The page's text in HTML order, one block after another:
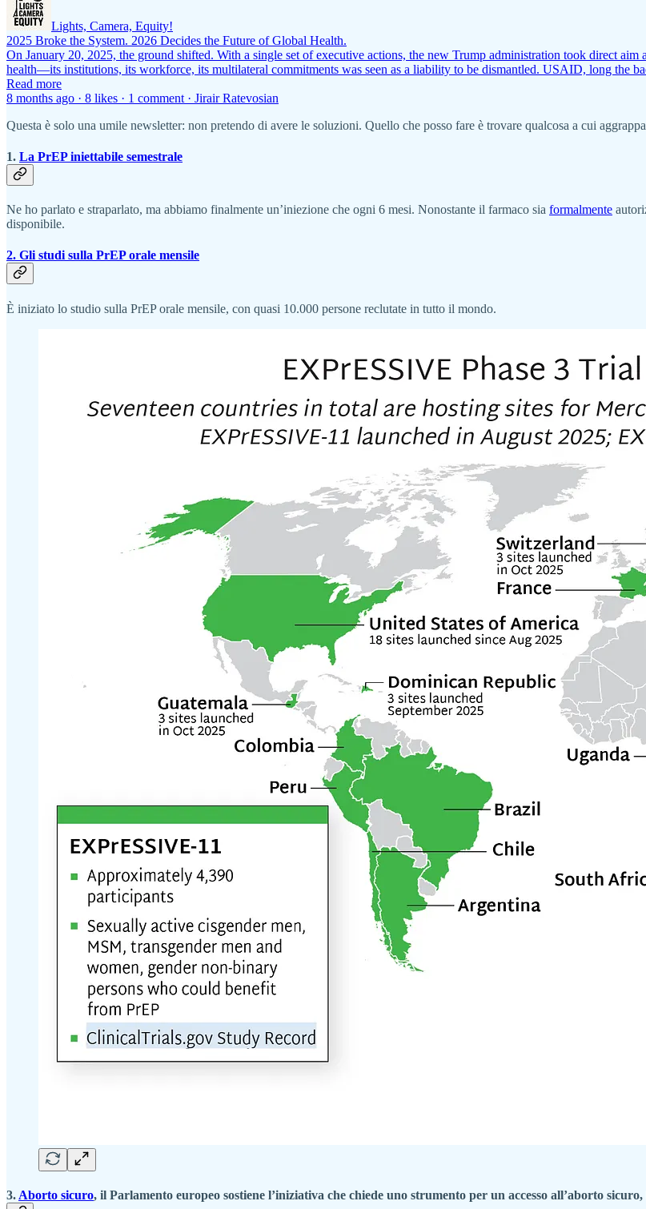
Lights, Camera, Equity!
2025 Broke the System. 2026 Decides the Future of Global Health.
On January 20, 2025, the ground shifted. With a single set of executive actions, the new Trump administration took direct
health—its institutions, its workforce, its multilateral commitments was seen as a liability to be dismantled. USAID, long the
Read more
8 months ago · 8 likes · 1 comment · Jirair Ratevosian
Questa è solo una umile newsletter: non pretendo di avere le soluzioni. Quello che posso fare è trovare qualcosa a cui
1. La PrEP iniettabile semestrale
Ne ho parlato e straparlato, ma abbiamo finalmente un’iniezione che ogni 6 mesi. Nonostante il farmaco sia formalmente
disponibile.
2. Gli studi sulla PrEP orale mensile
È iniziato lo studio sulla PrEP orale mensile, con quasi 10.000 persone reclutate in tutto il mondo.
3. Aborto sicuro, il Parlamento europeo sostiene l’iniziativa che chiede uno strumento per un accesso all’aborto